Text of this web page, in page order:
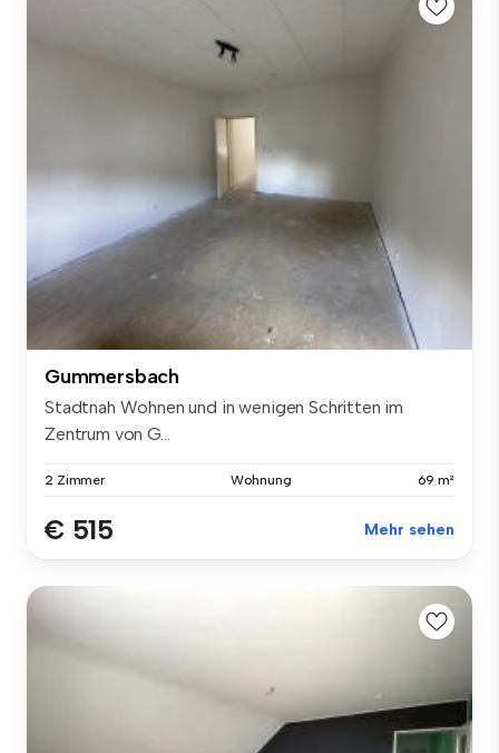
Gummersbach
Stadtnah Wohnen und in wenigen Schritten im
Zentrum von G...
2 Zimmer Wohnung 69 m²
€ 515 Mehr sehen